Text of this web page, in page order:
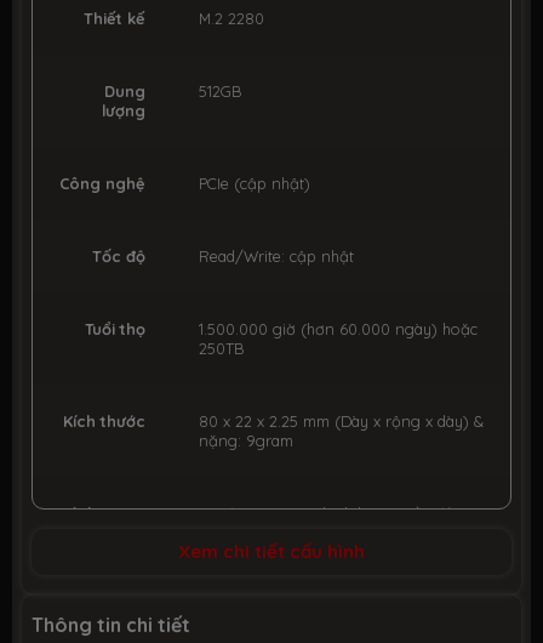
Thiết kế M.2 2280
Dung
lượng
512GB
Công nghệ PCIe (cập nhật)
Tốc độ Read/Write: cập nhật
Tuổi thọ
1.500.000 giờ (hơn 60.000 ngày) hoặc
250TB
Kích thước
80 x 22 x 2.25 mm (Dày x rộng x dày) &
nặng: 9gram
Tình trạng
Mới 100%, Hàng chính hãng, Đầy đủ
bảo hành
Xem chi tiết cấu hình
Thông tin chi tiết